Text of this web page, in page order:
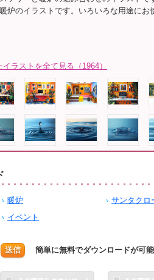
炉のイラストです。いろいろな用途にお
ラストを全て見る（1964）
暖炉 サンタクロ
イベント
送信 簡単に無料でダウンロードが可